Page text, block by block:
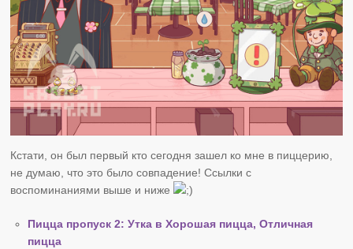
Кстати, он был первый кто сегодня зашел ко мне в пиццерию,
не думаю, что это было совпадение! Ссылки с
воспоминаниями выше и ниже
Пицца пропуск 2: Утка в Хорошая пицца, Отличная
пицца